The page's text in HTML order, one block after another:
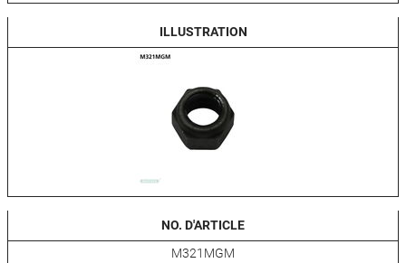
ILLUSTRATION
NO. D'ARTICLE
M321MGM